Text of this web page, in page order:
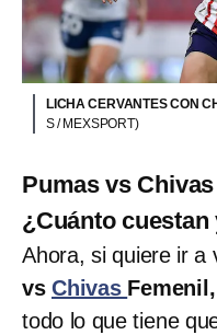
LICHA CERVANTES CON
S / MEXSPORT)
Pumas vs
¿Cuánto
Ahora, si quiere ir a
vs Chivas Femenil,
todo lo que tiene